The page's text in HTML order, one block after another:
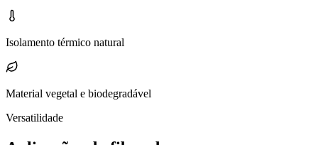
Isolamento térmico natural
Material vegetal e biodegradável
Versatilidade